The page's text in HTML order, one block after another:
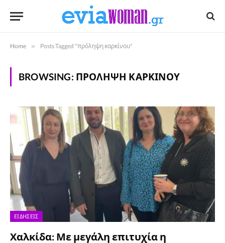
Home » Posts Tagged "πρόληψη καρκίνου"
BROWSING: ΠΡΌΛΗΨΗ ΚΑΡΚΊΝΟΥ
ΕΙΔΉΣΕΙΣ
Χαλκίδα: Με μεγάλη επιτυχία η